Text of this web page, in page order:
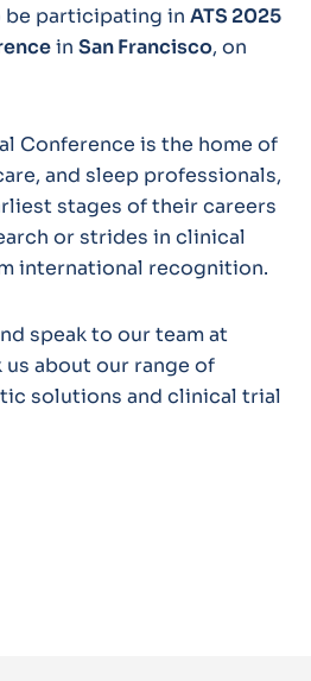
be participating in ATS 2025
in San Francisco, on
Conference is the home of
and sleep professionals,
stages of their careers
or strides in clinical
international recognition.
speak to our team at
us about our range of
solutions and clinical trial